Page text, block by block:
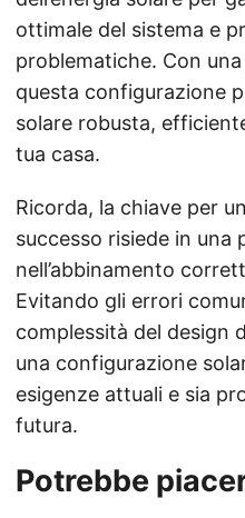
ottimale del sistema e
problematiche. Con
questa configurazione
solare robusta,
tua casa.
Ricorda, la chiave per
successo risiede in
nell’abbinamento
Evitando gli errori
complessità del design
una configurazione
esigenze attuali e sia
futura.
Potrebbe